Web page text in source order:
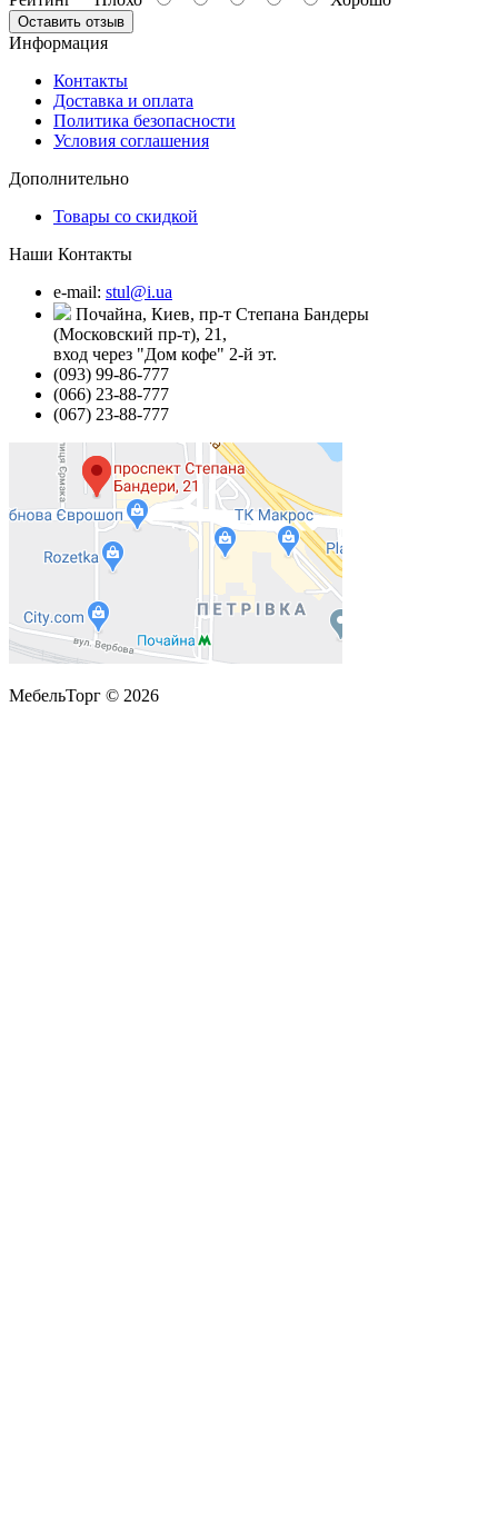
Оставить отзыв
Информация
Контакты
Доставка и оплата
Политика безопасности
Условия соглашения
Дополнительно
Товары со скидкой
Наши Контакты
e-mail: stul@i.ua
Почайна, Киев, пр-т Степана Бандеры
(Московский пр-т), 21,
вход через "Дом кофе" 2-й эт.
(093) 99-86-777
(066) 23-88-777
(067) 23-88-777
МебельТорг © 2026